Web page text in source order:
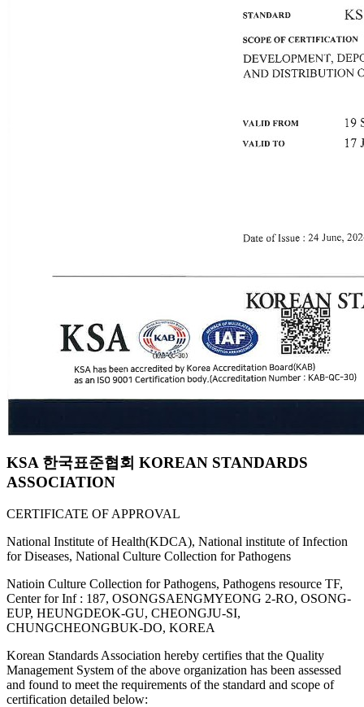
KSA 한국표준협회 KOREAN STANDARDS
ASSOCIATION
CERTIFICATE OF APPROVAL
National Institute of Health(KDCA), National institute of Infection
for Diseases, National Culture Collection for Pathogens
Natioin Culture Collection for Pathogens, Pathogens resource TF,
Center for Inf : 187, OSONGSAENGMYEONG 2-RO, OSONG-
EUP, HEUNGDEOK-GU, CHEONGJU-SI,
CHUNGCHEONGBUK-DO, KOREA
Korean Standards Association hereby certifies that the Quality
Management System of the above organization has been assessed
and found to meet the requirements of the standard and scope of
certification detailed below: